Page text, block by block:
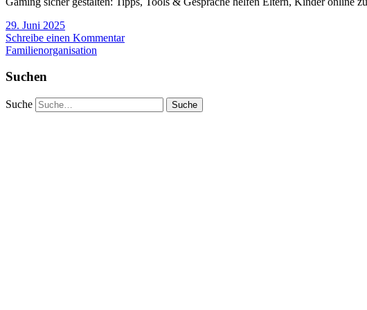
29. Juni 2025
Schreibe einen Kommentar
Familienorganisation
Suchen
Suche